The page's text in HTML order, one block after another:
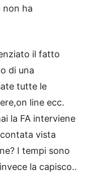
non ha
il fatto
di una
tutte le
line ecc.
la FA interviene
vista
I tempi sono
la capisco..